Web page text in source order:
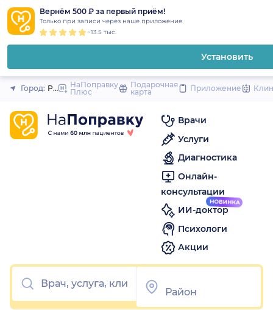
Вернём 500 ₽ за первый приём!
Только при записи через наше приложение
~13.5 тыс.
Установить
Закрыть
Город: Ростов-на-Дону
НаПоправку
Плюс
Подарочная
карта
Приложение
Врачи
Услуги
Диагностика
Онлайн-
консультации
ИИ-доктор
Психологи
Акции